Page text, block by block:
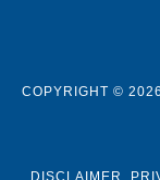
COPYRIGHT ©
DISCLAIMER